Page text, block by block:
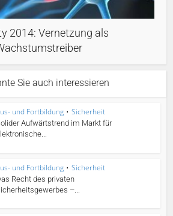
2014: Vernetzung als
Sie auch interessieren
und Fortbildung • Sicherheit
Aufwärtstrend im Markt für
und Fortbildung • Sicherheit
Recht des privaten
–...